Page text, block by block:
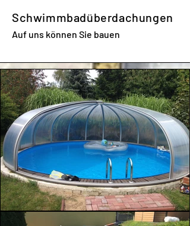
Schwimmbadüberdachungen
Auf uns können Sie bauen